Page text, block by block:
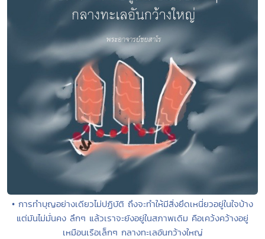
• การทำบุญอย่างเดียวไม่ปฏิบัติ ถึงจะทำให้มีสิ่งยึดเหนี่ยวอยู่ในใจบ้าง
แต่มันไม่มั่นคง ลึกๆ แล้วเราจะยังอยู่ในสภาพเดิม คือเคว้งคว้างอยู่
เหมือนเรือเล็กๆ กลางทะเลอันกว้างใหญ่